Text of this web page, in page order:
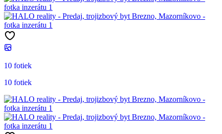
10 fotiek
10 fotiek